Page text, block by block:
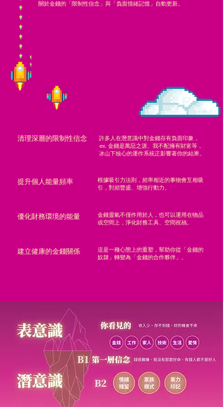
關於金錢的「限制性信念」與「負面情緒記憶」自動更新。
清理深層的限制性信念
許多人在潛意識中對金錢存有負面印象，
ex. 金錢是萬惡之源、我不配擁有財富等，
​冰山下核心的運作系統正影響著你的結果。
提升個人能量頻率
根據吸引力法則，頻率相近的事物會互相吸
引，對頻豐盛、增強行動力。
優化財務環境的能量
金錢靈氣不僅作用於人，也可以運用在物品
或空間上，淨化財務工具、空間祝福。
建立健康的金錢關係
這是一種心態上的重塑，幫助你從「金錢的
奴隸」轉變為「金錢的合作夥伴」。